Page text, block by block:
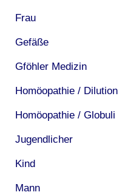
Frau
Gefäße
Gföhler Medizin
Homöopathie / Dilution
Homöopathie / Globuli
Jugendlicher
Kind
Mann